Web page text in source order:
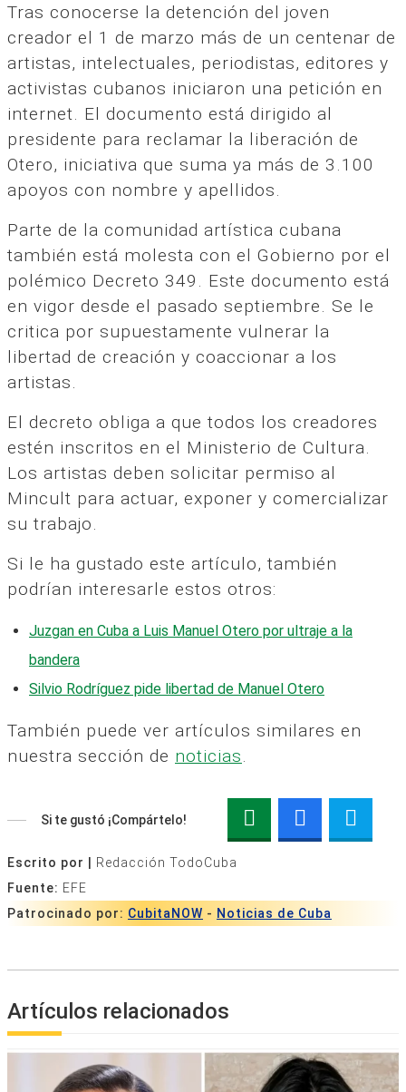
Tras conocerse la detención del joven
creador el 1 de marzo más de un centenar de
artistas, intelectuales, periodistas, editores y
activistas cubanos iniciaron una petición en
internet. El documento está dirigido al
presidente para reclamar la liberación de
Otero, iniciativa que suma ya más de 3.100
apoyos con nombre y apellidos.
Parte de la comunidad artística cubana
también está molesta con el Gobierno por el
polémico Decreto 349. Este documento está
en vigor desde el pasado septiembre. Se le
critica por supuestamente vulnerar la
libertad de creación y coaccionar a los
artistas.
El decreto obliga a que todos los creadores
estén inscritos en el Ministerio de Cultura.
Los artistas deben solicitar permiso al
Mincult para actuar, exponer y comercializar
su trabajo.
Si le ha gustado este artículo, también
podrían interesarle estos otros:
Juzgan en Cuba a Luis Manuel Otero por ultraje a la
bandera
Silvio Rodríguez pide libertad de Manuel Otero
También puede ver artículos similares en
nuestra sección de noticias.
Si te gustó ¡Compártelo!
Escrito por |
Redacción TodoCuba
Fuente: EFE
Patrocinado por: CubitaNOW - Noticias de Cuba
Artículos relacionados